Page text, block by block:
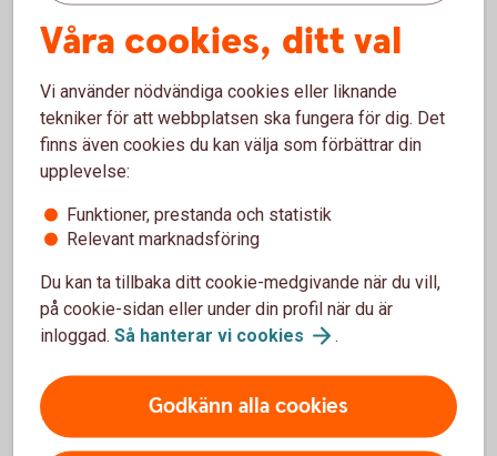
Här hittar du ditt NID
Här hittar du landskoder som behövs för att skapa ett NID.
Vad är CONCAT?
CONCAT innebär att ditt NID är ett EU-standardnummer som
innehåller födelsedatum, förnamn och efternamn som vi
skapar åt dig.
NID för länder inom EU/EES
Våra cookies, ditt val
Vi använder nödvändiga cookies eller liknande
tekniker för att webbplatsen ska fungera för dig. Det
finns även cookies du kan välja som förbättrar din
upplevelse:
Funktioner, prestanda och statistik
Relevant marknadsföring
Du kan ta tillbaka ditt cookie-medgivande när du vill,
på cookie-sidan eller under din profil när du är
inloggad. Så hanterar vi cookies .
Godkänn alla cookies